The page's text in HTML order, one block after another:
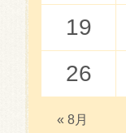
19
26
« 8月